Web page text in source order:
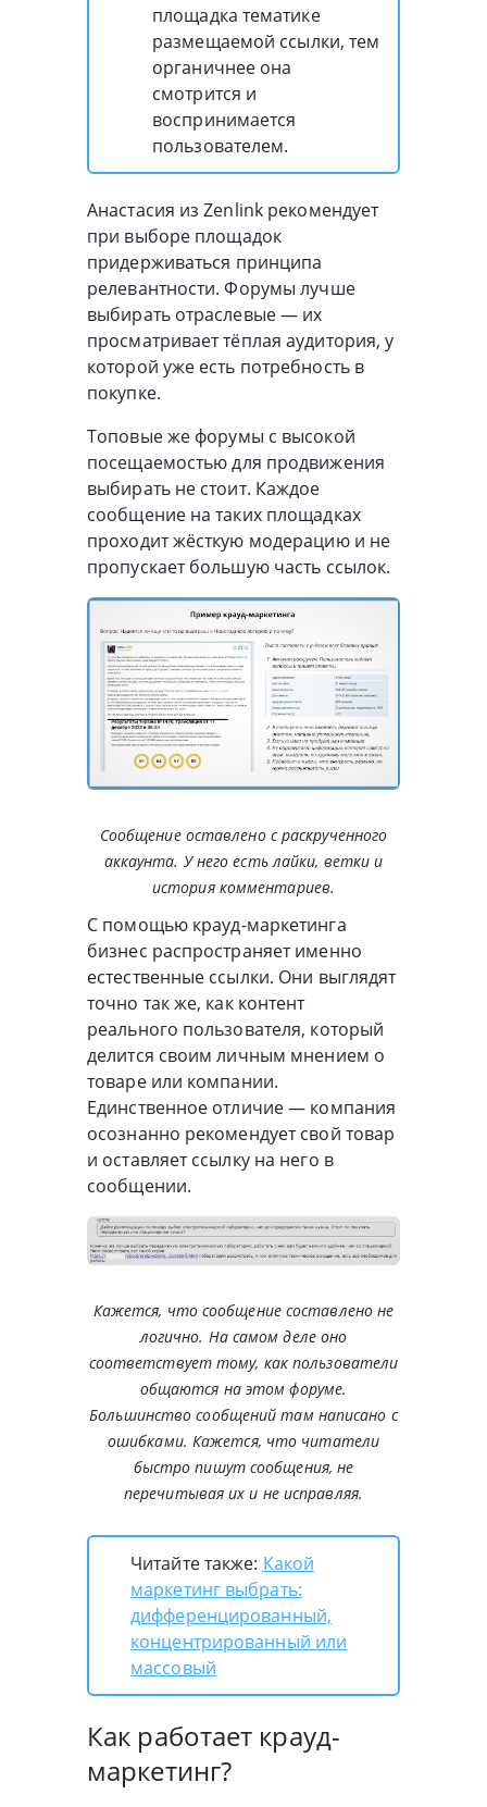
площадка тематике
размещаемой ссылки, тем
органичнее она
смотрится и
воспринимается
пользователем.
Анастасия из Zenlink рекомендует
при выборе площадок
придерживаться принципа
релевантности. Форумы лучше
выбирать отраслевые — их
просматривает тёплая аудитория, у
которой уже есть потребность в
покупке.
Топовые же форумы с высокой
посещаемостью для продвижения
выбирать не стоит. Каждое
сообщение на таких площадках
проходит жёсткую модерацию и не
пропускает большую часть ссылок.
Сообщение оставлено с раскрученного
аккаунта. У него есть лайки, ветки и
история комментариев.
С помощью крауд-маркетинга
бизнес распространяет именно
естественные ссылки. Они выглядят
точно так же, как контент
реального пользователя, который
делится своим личным мнением о
товаре или компании.
Единственное отличие — компания
осознанно рекомендует свой товар
и оставляет ссылку на него в
сообщении.
Кажется, что сообщение составлено не
логично. На самом деле оно
соответствует тому, как пользователи
общаются на этом форуме.
Большинство сообщений там написано с
ошибками. Кажется, что читатели
быстро пишут сообщения, не
перечитывая их и не исправляя.
Читайте также: Какой
маркетинг выбрать:
дифференцированный,
концентрированный или
массовый
Как работает крауд-
маркетинг?